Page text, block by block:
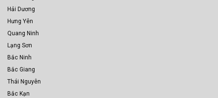
Hải Dương
Hưng Yên
Quang Ninh
Lạng Sơn
Bắc Ninh
Bắc Giang
Thái Nguyên
Bắc Kạn